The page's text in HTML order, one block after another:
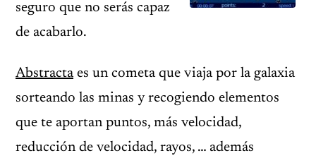
seguro que no serás capaz
de acabarlo.
Abstracta es un cometa que viaja por la galaxia
sorteando las minas y recogiendo elementos
que te aportan puntos, más velocidad,
reducción de velocidad, rayos, … además